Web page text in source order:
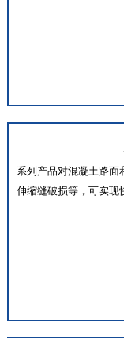
系列产品对混凝土路面
伸缩缝破损等，可实现